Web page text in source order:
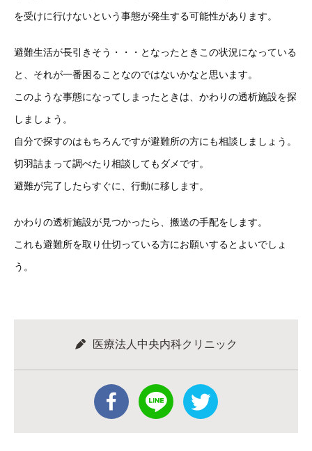
を受けに行けないという事態が発生する可能性があります。
避難生活が長引きそう・・・となったときこの状況になっている
と、それが一番困ることなのではないかなと思います。
このような事態になってしまったときは、かわりの透析施設を探
しましょう。
自分で探すのはもちろんですが避難所の方にも相談しましょう。
切羽詰まって調べたり相談してもダメです。
避難が完了したらすぐに、行動に移します。
かわりの透析施設が見つかったら、搬送の手配をします。
これも避難所を取り仕切っている方にお願いするとよいでしょ
う。
医療法人中央内科クリニック